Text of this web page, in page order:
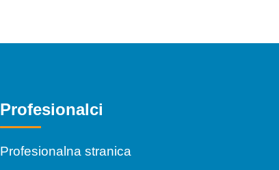
Profesionalci
Profesionalna stranica